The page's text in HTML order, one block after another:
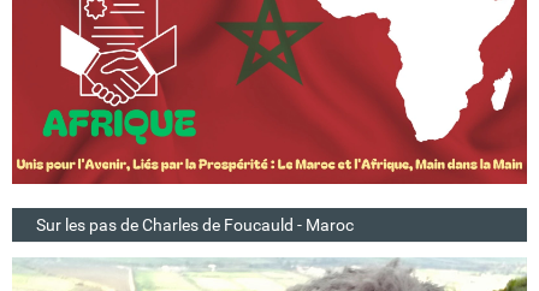
Sur les pas de Charles de Foucauld - Maroc